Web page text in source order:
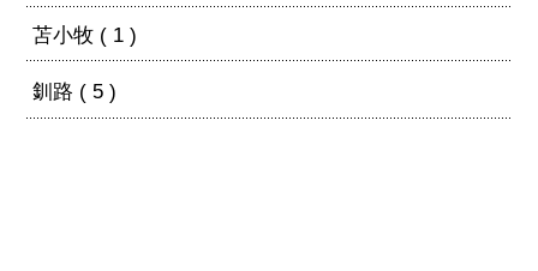
苫小牧 ( 1 )
釧路 ( 5 )